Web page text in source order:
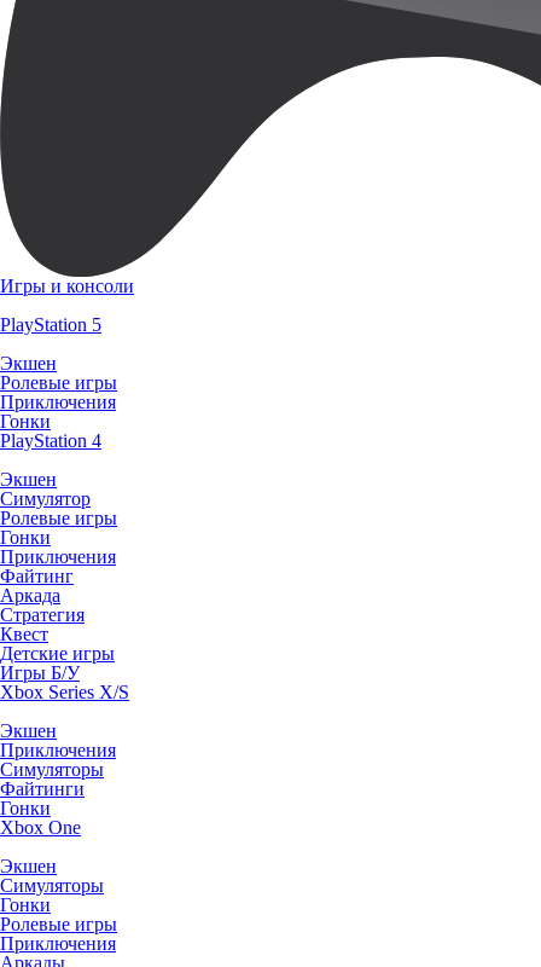
Игры и консоли
PlayStation 5
Экшен
Ролевые игры
Приключения
Гонки
PlayStation 4
Экшен
Симулятор
Ролевые игры
Гонки
Приключения
Файтинг
Аркада
Стратегия
Квест
Детские игры
Игры Б/У
Xbox Series X/S
Экшен
Приключения
Симуляторы
Файтинги
Гонки
Xbox One
Экшен
Симуляторы
Гонки
Ролевые игры
Приключения
Аркады